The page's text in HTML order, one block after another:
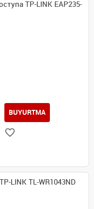
TP-LINK EAP235-
BUYURTMA
LINK TL-WR1043ND